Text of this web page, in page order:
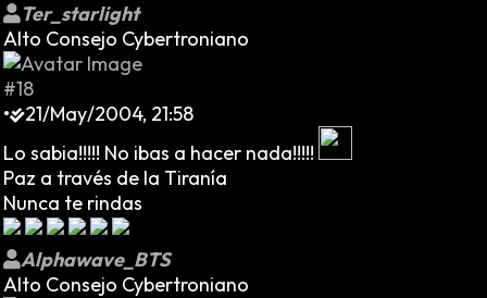
Ter_starlight
Alto Consejo Cybertroniano
#18
•
21/May/2004, 21:58
Lo sabia!!!!! No ibas a hacer nada!!!!!
Paz a través de la Tiranía
Nunca te rindas
Alphawave_BTS
Alto Consejo Cybertroniano